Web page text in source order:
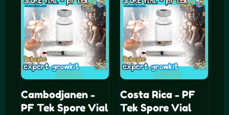
Cambodjanen -
PF Tek Spore Vial
Costa Rica - PF
Tek Spore Vial